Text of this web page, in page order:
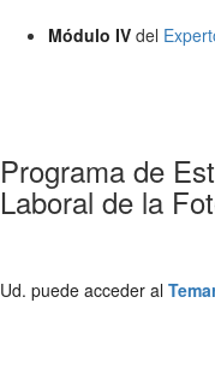
Módulo IV del
Programa de
Laboral de la
Ud. puede acceder al